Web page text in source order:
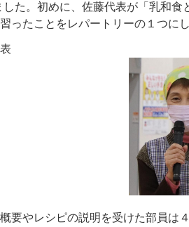
た。初めに、佐藤代表が「乳和
ったことをレパートリーの１つに
要やレシピの説明を受けた部員は